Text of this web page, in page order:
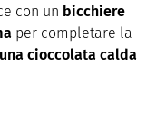
con un bicchiere
per completare la
cioccolata calda